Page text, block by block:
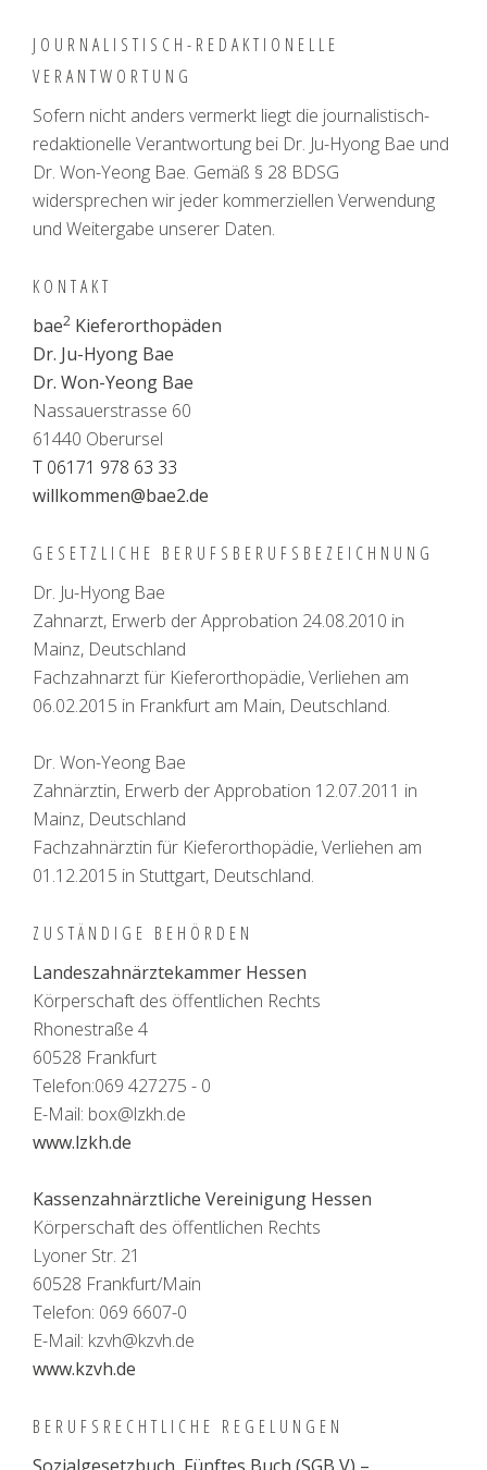
JOURNALISTISCH-REDAKTIONELLE
VERANTWORTUNG
Sofern nicht anders vermerkt liegt die journalistisch-
redaktionelle Verantwortung bei Dr. Ju-Hyong Bae und
Dr. Won-Yeong Bae. Gemäß § 28 BDSG
widersprechen wir jeder kommerziellen Verwendung
und Weitergabe unserer Daten.
KONTAKT
bae2 Kieferorthopäden
Dr. Ju-Hyong Bae
Dr. Won-Yeong Bae
Nassauerstrasse 60
61440 Oberursel
T 06171 978 63 33
willkommen@bae2.de
GESETZLICHE BERUFSBERUFSBEZEICHNUNG
Dr. Ju-Hyong Bae
Zahnarzt, Erwerb der Approbation 24.08.2010 in
Mainz, Deutschland
Fachzahnarzt für Kieferorthopädie, Verliehen am
06.02.2015 in Frankfurt am Main, Deutschland.
Dr. Won-Yeong Bae
Zahnärztin, Erwerb der Approbation 12.07.2011 in
Mainz, Deutschland
Fachzahnärztin für Kieferorthopädie, Verliehen am
01.12.2015 in Stuttgart, Deutschland.
ZUSTÄNDIGE BEHÖRDEN
Landeszahnärztekammer Hessen
Körperschaft des öffentlichen Rechts
Rhonestraße 4
60528 Frankfurt
Telefon:069 427275 - 0
E-Mail: box@lzkh.de
www.lzkh.de
Kassenzahnärztliche Vereinigung Hessen
Körperschaft des öffentlichen Rechts
Lyoner Str. 21
60528 Frankfurt/Main
Telefon: 069 6607-0
E-Mail: kzvh@kzvh.de
www.kzvh.de
BERUFSRECHTLICHE REGELUNGEN
Sozialgesetzbuch, Fünftes Buch (SGB V) –